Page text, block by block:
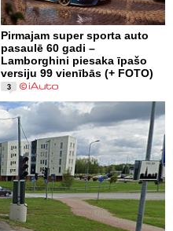
Pirmajam super sporta auto
pasaulē 60 gadi –
Lamborghini piesaka īpašo
versiju 99 vienībās (+ FOTO)
3